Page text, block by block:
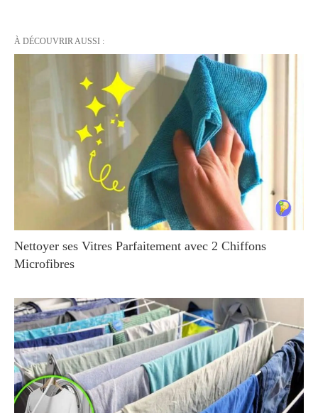
À DÉCOUVRIR AUSSI :
Nettoyer ses Vitres Parfaitement avec 2 Chiffons
Microfibres